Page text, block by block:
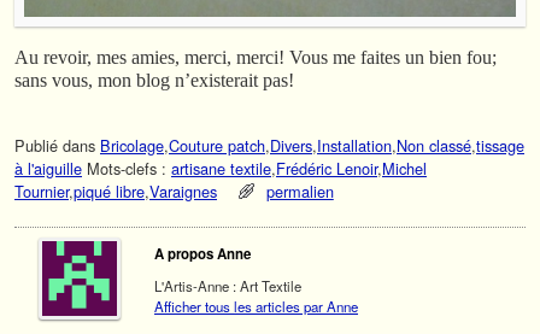
Au revoir, mes amies, merci, merci! Vous me faites un bien fou;
sans vous, mon blog n’existerait pas!
Publié dans Bricolage,Couture patch,Divers,Installation,Non classé,tissage
à l'aiguille Mots-clefs : artisane textile,Frédéric Lenoir,Michel
Tournier,piqué libre,Varaignes permalien
A propos Anne
L'Artis-Anne : Art Textile
Afficher tous les articles par Anne